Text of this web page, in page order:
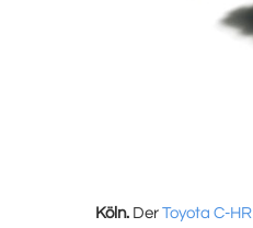
Köln. Der Toyota C-HR